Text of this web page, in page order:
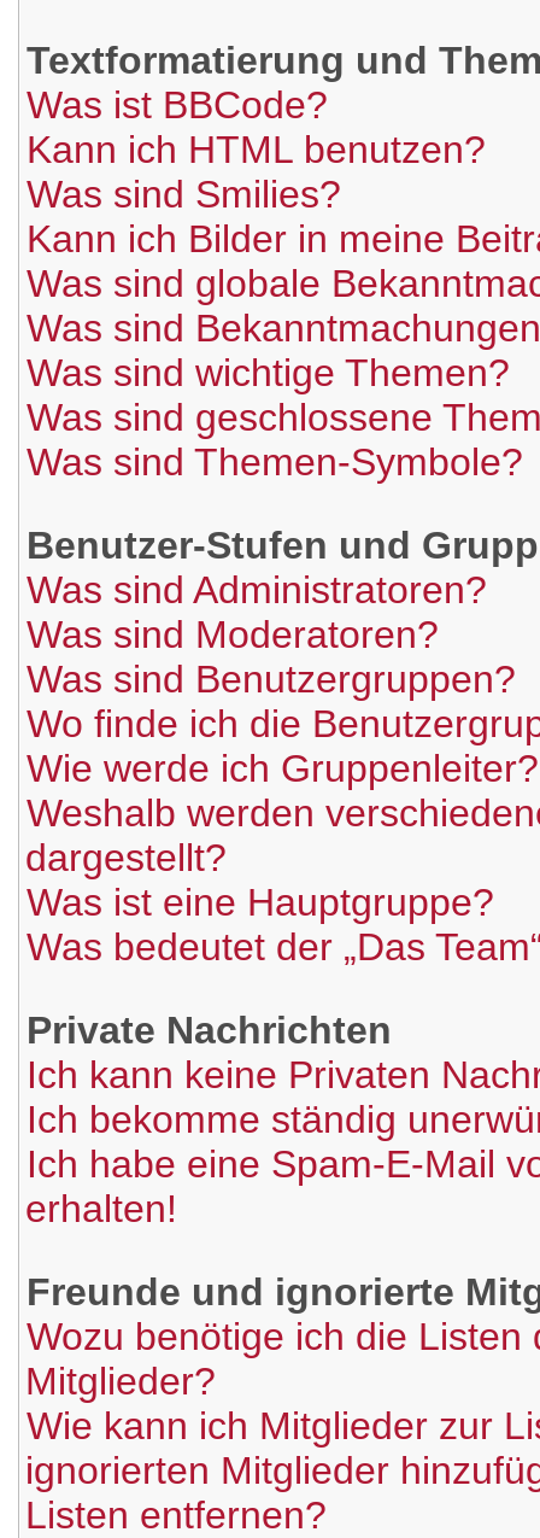
Textformatierung und
Was ist BBCode?
Kann ich HTML benutzen?
Was sind Smilies?
Kann ich Bilder in meine
Was sind globale
Was sind
Was sind wichtige Themen?
Was sind geschlossene
Was sind Themen-Symbole?
Benutzer-Stufen und
Was sind Administratoren?
Was sind Moderatoren?
Was sind Benutzergruppen?
Wo finde ich die
Wie werde ich Gruppenleiter?
Weshalb werden
dargestellt?
Was ist eine Hauptgruppe?
Was bedeutet der „Das
Private Nachrichten
Ich kann keine Privaten
Ich bekomme ständig
Ich habe eine Spam-E-Mail
erhalten!
Freunde und ignorierte
Wozu benötige ich die
Mitglieder?
Wie kann ich Mitglieder zur
ignorierten Mitglieder
Listen entfernen?